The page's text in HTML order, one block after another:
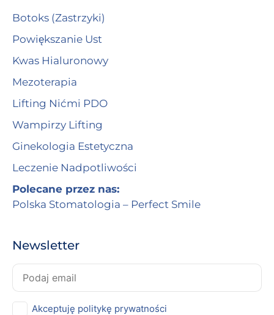
Botoks (Zastrzyki)
Powiększanie Ust
Kwas Hialuronowy
Mezoterapia
Lifting Nićmi PDO
Wampirzy Lifting
Ginekologia Estetyczna
Leczenie Nadpotliwości
Polecane przez nas:
Polska Stomatologia – Perfect Smile
Newsletter
Akceptuję politykę prywatności